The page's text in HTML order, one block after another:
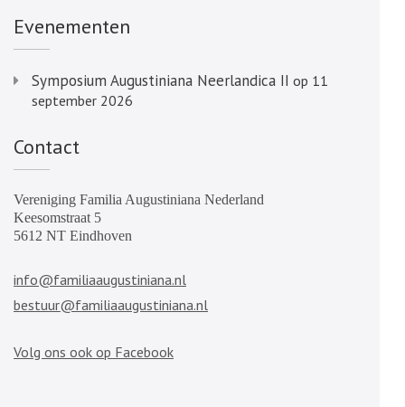
Evenementen
Symposium Augustiniana Neerlandica II op 11
september 2026
Contact
Vereniging Familia Augustiniana Nederland
Keesomstraat 5
5612 NT Eindhoven
info@familiaaugustiniana.nl
bestuur@familiaaugustiniana.nl
Volg ons ook op Facebook